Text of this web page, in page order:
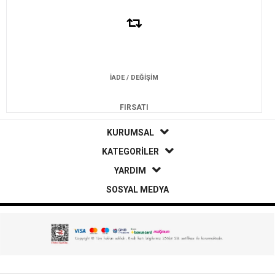
İADE / DEĞİŞİM
FIRSATI
KURUMSAL
KATEGORİLER
YARDIM
SOSYAL MEDYA